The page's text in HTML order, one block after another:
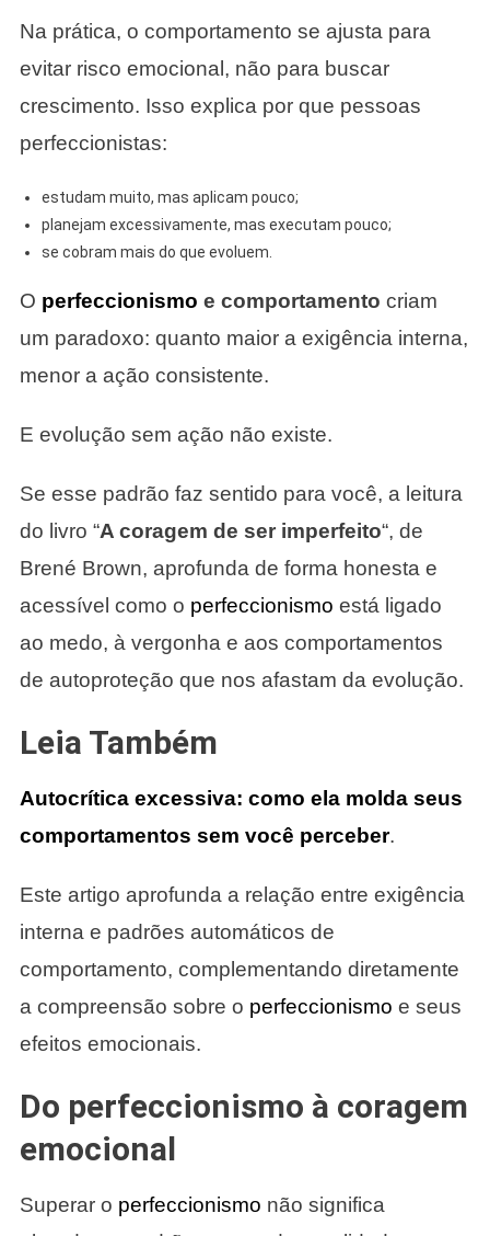
Na prática, o comportamento se ajusta para
evitar risco emocional, não para buscar
crescimento. Isso explica por que pessoas
perfeccionistas:
estudam muito, mas aplicam pouco;
planejam excessivamente, mas executam pouco;
se cobram mais do que evoluem.
O perfeccionismo e comportamento criam
um paradoxo: quanto maior a exigência interna,
menor a ação consistente.
E evolução sem ação não existe.
Se esse padrão faz sentido para você, a leitura
do livro “A coragem de ser imperfeito“, de
Brené Brown, aprofunda de forma honesta e
acessível como o perfeccionismo está ligado
ao medo, à vergonha e aos comportamentos
de autoproteção que nos afastam da evolução.
Leia Também
Autocrítica excessiva: como ela molda seus
comportamentos sem você perceber.
Este artigo aprofunda a relação entre exigência
interna e padrões automáticos de
comportamento, complementando diretamente
a compreensão sobre o perfeccionismo e seus
efeitos emocionais.
Do perfeccionismo à coragem
emocional
Superar o perfeccionismo não significa